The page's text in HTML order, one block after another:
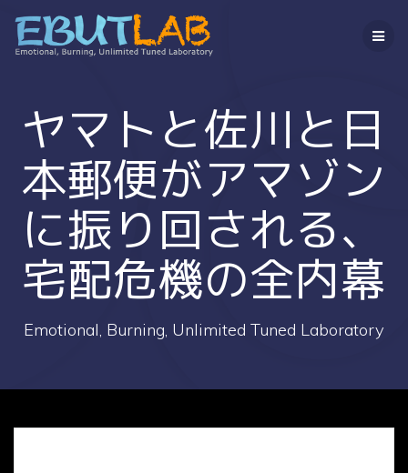
ン
テ
ス
キ
ッ
ヤマトと佐川と日
本郵便がアマゾン
に振り回される、
宅配危機の全内幕
Emotional, Burning, Unlimited Tuned Laboratory